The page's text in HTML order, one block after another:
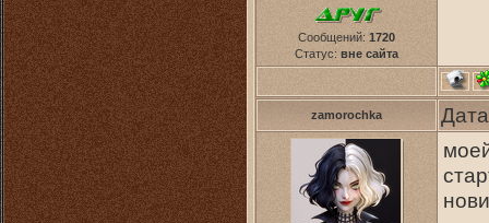
Сообщений: 1720
Статус: вне сайта
zamorochka